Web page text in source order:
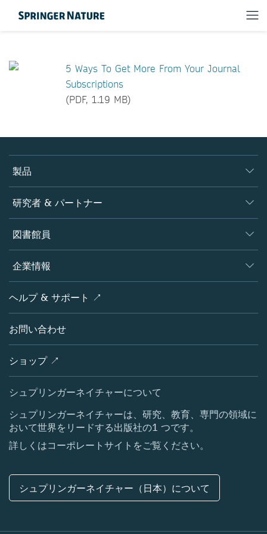
5 Ways To Get More From Your Journal
Subscriptions
(PDF, 1.19 MB)
製品
ジャーナル
書籍
プラットフォーム
研究者 & パートナー
著者
編集者
オープンサイエンス
ポリシー
図書館員
概要
製品
ライセンス情報
ブログ
お問い合わせ
企業情報
会社概要
シュプリンガーネイチャーについて
採用情報
メディアセンター
所在地 & お問い合わせ
コーポレートサイト（グローバル）
ヘルプ & サポート ↗
お問い合わせ
ショップ ↗
シュプリンガーネイチャーについて
シュプリンガーネイチャーは、研究、教育、専門の領域に
おいて世界をリードする出版社の1 つです。
詳しくはコーポレートサイトをご覧ください。
シュプリンガーネイチャー（日本）について